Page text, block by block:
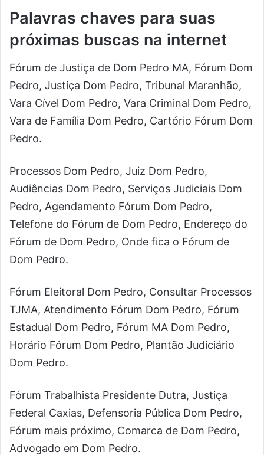
Palavras chaves para suas
próximas buscas na internet
Fórum de Justiça de Dom Pedro MA, Fórum Dom
Pedro, Justiça Dom Pedro, Tribunal Maranhão,
Vara Cível Dom Pedro, Vara Criminal Dom Pedro,
Vara de Família Dom Pedro, Cartório Fórum Dom
Pedro.
Processos Dom Pedro, Juiz Dom Pedro,
Audiências Dom Pedro, Serviços Judiciais Dom
Pedro, Agendamento Fórum Dom Pedro,
Telefone do Fórum de Dom Pedro, Endereço do
Fórum de Dom Pedro, Onde fica o Fórum de
Dom Pedro.
Fórum Eleitoral Dom Pedro, Consultar Processos
TJMA, Atendimento Fórum Dom Pedro, Fórum
Estadual Dom Pedro, Fórum MA Dom Pedro,
Horário Fórum Dom Pedro, Plantão Judiciário
Dom Pedro.
Fórum Trabalhista Presidente Dutra, Justiça
Federal Caxias, Defensoria Pública Dom Pedro,
Fórum mais próximo, Comarca de Dom Pedro,
Advogado em Dom Pedro.